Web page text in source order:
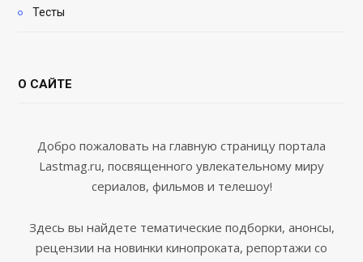
Тесты
О САЙТЕ
Добро пожаловать на главную страницу портала
Lastmag.ru, посвященного увлекательному миру
сериалов, фильмов и телешоу!
Здесь вы найдете тематические подборки, анонсы,
рецензии на новинки кинопроката, репортажи со